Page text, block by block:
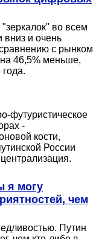
во всем
вниз и очень
с рынком
46,5% меньше,
футуристическое
-
кости,
России
я могу
чем
Путин